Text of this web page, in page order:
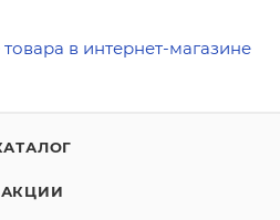
в интернет-магазине
АКЦИИ